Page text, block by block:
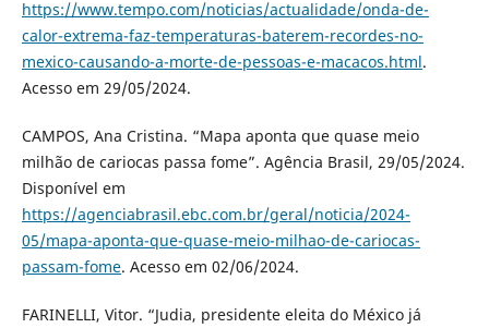
https://www.tempo.com/noticias/actualidade/onda-de-
calor-extrema-faz-temperaturas-baterem-recordes-no-
mexico-causando-a-morte-de-pessoas-e-macacos.html.
Acesso em 29/05/2024.
CAMPOS, Ana Cristina. “Mapa aponta que quase meio
milhão de cariocas passa fome”. Agência Brasil, 29/05/2024.
Disponível em
https://agenciabrasil.ebc.com.br/geral/noticia/2024-
05/mapa-aponta-que-quase-meio-milhao-de-cariocas-
passam-fome. Acesso em 02/06/2024.
FARINELLI, Vitor. “Judia, presidente eleita do México já